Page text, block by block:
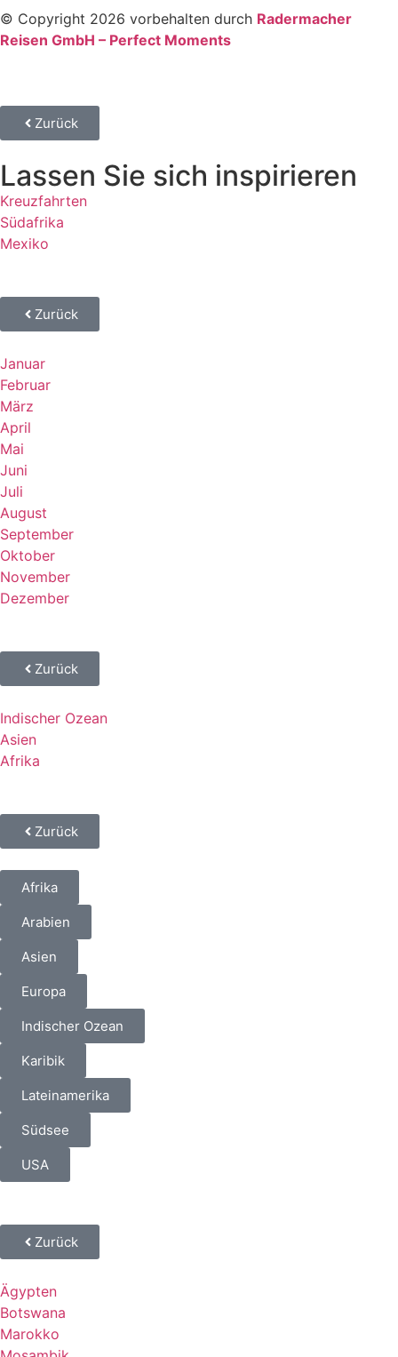
© Copyright 2026 vorbehalten durch Radermacher
Reisen GmbH – Perfect Moments
Zurück
Lassen Sie sich inspirieren
Kreuzfahrten
Südafrika
Mexiko
Zurück
Januar
Februar
März
April
Mai
Juni
Juli
August
September
Oktober
November
Dezember
Zurück
Indischer Ozean
Asien
Afrika
Zurück
Afrika
Arabien
Asien
Europa
Indischer Ozean
Karibik
Lateinamerika
Südsee
USA
Zurück
Ägypten
Botswana
Marokko